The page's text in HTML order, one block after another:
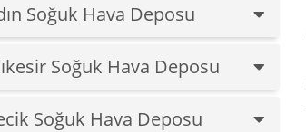
Soğuk Hava Deposu
Soğuk Hava Deposu
Soğuk Hava Deposu